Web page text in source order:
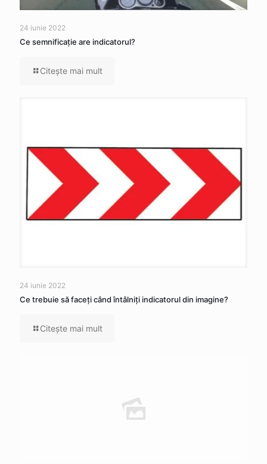
24 iunie 2022
Ce semnificaţie are indicatorul?
Citeşte mai mult
24 iunie 2022
Ce trebuie să faceţi când întâlniţi indicatorul din imagine?
Citeşte mai mult